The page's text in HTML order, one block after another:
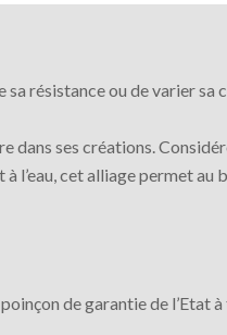
résistance ou de varier sa
ses créations.
l’eau, cet alliage permet au
de garantie de l’Etat à